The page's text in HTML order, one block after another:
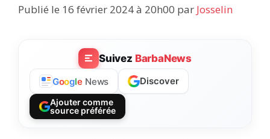
Publié le 16 février 2024 à 20h00 par Josselin
Suivez BarbaNews
Google News Discover
Ajouter comme
source préférée